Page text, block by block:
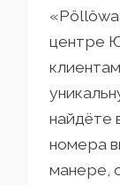
центре
найдёте
номера
манере,